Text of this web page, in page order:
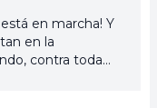
en marcha! Y
en la
contra toda